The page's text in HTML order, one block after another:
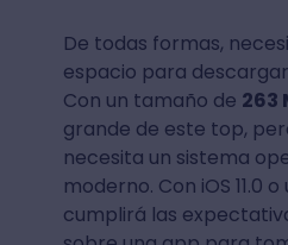
De todas formas,
espacio para
Con un tamaño de 263
grande de este top,
necesita un sistema
moderno. Con iOS 11.0
cumplirá las